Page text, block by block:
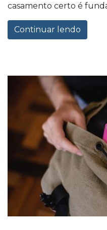
casamento certo é
Continuar lendo